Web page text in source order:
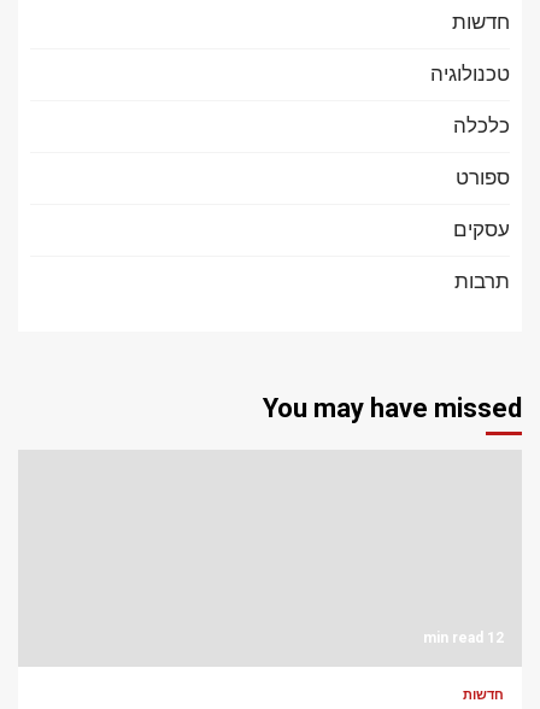
חדשות
טכנולוגיה
כלכלה
ספורט
עסקים
תרבות
You may have missed
12 min read
חדשות